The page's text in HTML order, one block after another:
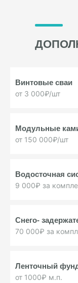
Винтовые сваи
от 3 000₽/шт
Модульные
от 150 000₽/шт
Водосточная
9 000₽ за
Снего-
70 000₽ за
Ленточный
от 1000₽ м.п.